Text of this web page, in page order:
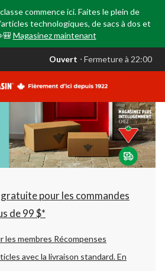
commence ici. Faites le plein de
technologiques, de sacs à dos et
Magasinez maintenant
votre
est
AB,
Ouvert,
Fermeture
à
22:00
changer
Ouvert ⋅ Fermeture à 22:00
pour les commandes
de 99 $*
membres Récompenses
avec la livraison standard.En